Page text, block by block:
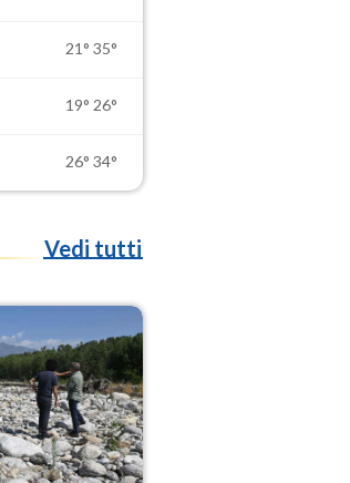
21° 35°
19° 26°
26° 34°
Vedi tutti